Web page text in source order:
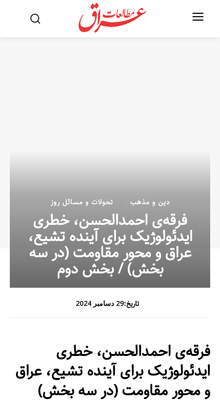
دین و مذهب تحولات و مسائل روز
فرقه‌ی احمدالحسن، خطری
ایدئولوژیک برای آینده تشیع،
عراق و محور مقاومت (در سه
بخش) / بخش دوم
تاریخ:29 دسامبر 2024
فرقهی احمدالحسن، خطری
ایدئولوژیک برای آینده تشیع، عراق
و محور مقاومت (در سه بخش)